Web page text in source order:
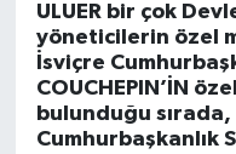
ULUER bir çok
yöneticilerin özel
İsviçre
COUCHEPIN’İN
bulunduğu sırada,
Cumhurbaşkanlık